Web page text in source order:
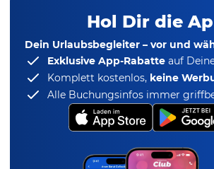
Hol Dir die
Dein Urlaubsbegleiter – vor und
Exklusive App-Rabatte auf
Komplett kostenlos, keine
Alle Buchungsinfos immer